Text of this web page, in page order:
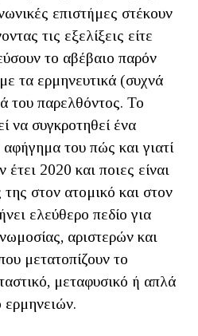
επιστήμες στέκουν
τις εξελίξεις είτε
το αβέβαιο παρόν
τα ερμηνευτικά (συχνά
του παρελθόντος. Το
να συγκροτηθεί ένα
του πώς και γιατί
2020 και ποιες είναι
της στον ατομικό και στον
ελεύθερο πεδίο για
αριστερών και
μετατοπίζουν το
μεταφυσικό ή απλά
ερμηνειών.